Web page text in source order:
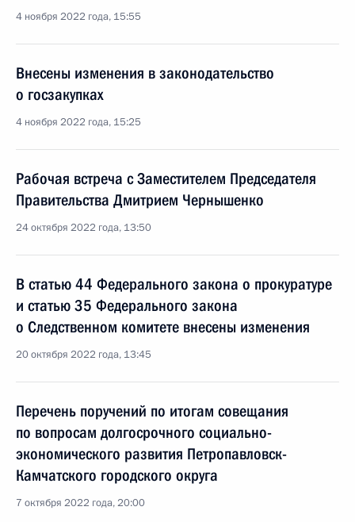
4 ноября 2022 года, 15:55
Внесены изменения в законодательство
о госзакупках
4 ноября 2022 года, 15:25
Рабочая встреча с Заместителем Председателя
Правительства Дмитрием Чернышенко
24 октября 2022 года, 13:50
В статью 44 Федерального закона о прокуратуре
и статью 35 Федерального закона
о Следственном комитете внесены изменения
20 октября 2022 года, 13:45
Перечень поручений по итогам совещания
по вопросам долгосрочного социально-
экономического развития Петропавловск-
Камчатского городского округа
7 октября 2022 года, 20:00